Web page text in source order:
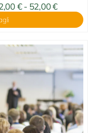
€
€
€ - 52,00€Fascia
prezzo:
32,00 €
52,00 €